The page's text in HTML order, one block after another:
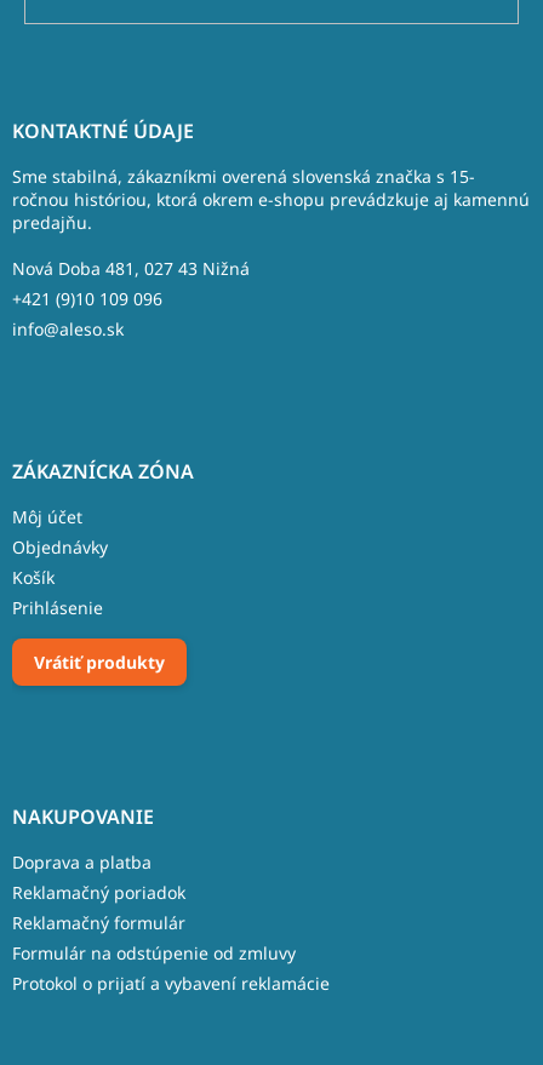
KONTAKTNÉ ÚDAJE
Sme stabilná, zákazníkmi overená slovenská značka s 15-
ročnou históriou, ktorá okrem e-shopu prevádzkuje aj kamennú
predajňu.
Nová Doba 481, 027 43 Nižná
+421 (9)10 109 096
info@aleso.sk
ZÁKAZNÍCKA ZÓNA
Môj účet
Objednávky
Košík
Prihlásenie
Vrátiť produkty
NAKUPOVANIE
Doprava a platba
Reklamačný poriadok
Reklamačný formulár
Formulár na odstúpenie od zmluvy
Protokol o prijatí a vybavení reklamácie